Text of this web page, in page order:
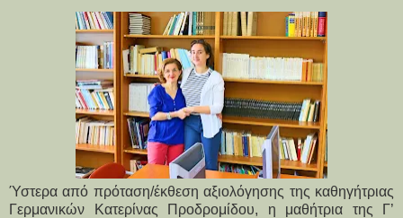
Ύστερα από πρόταση/έκθεση αξιολόγησης της καθηγήτριας
Γερμανικών Κατερίνας Προδρομίδου, η μαθήτρια της Γ’